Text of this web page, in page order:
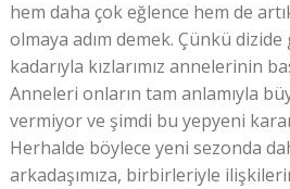
hem daha çok eğlence hem de
olmaya adım demek. Çünkü
kadarıyla kızlarımız annelerinin
Anneleri onların tam anlamıyla
vermiyor ve şimdi bu yepyeni
Herhalde böylece yeni sezonda
arkadaşımıza, birbirleriyle